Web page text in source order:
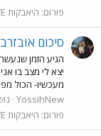
פורום: היאבקות WWE
סיכום
הגיע הזמן
יצא לי מצב בו
מעכשיו- הכול
YossihNew
פורום: היאבקות WWE